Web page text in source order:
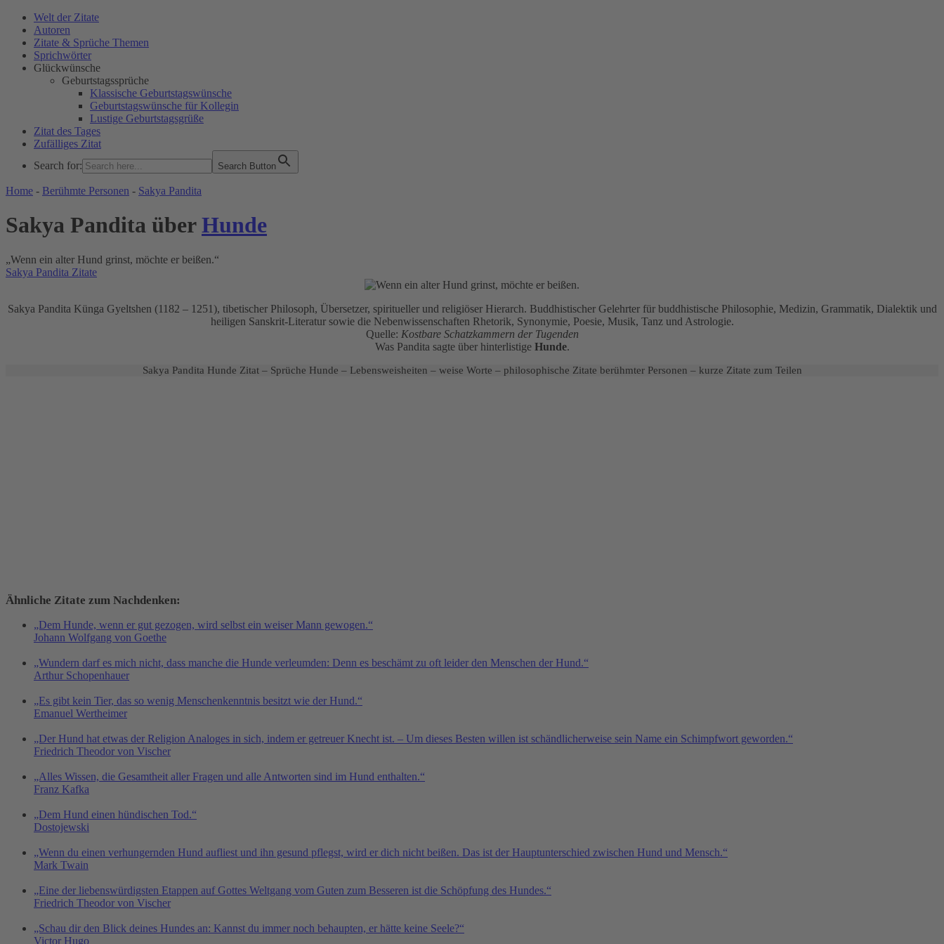
Welt der Zitate
Autoren
Zitate & Sprüche Themen
Sprichwörter
Glückwünsche
Geburtstagssprüche
Klassische Geburtstagswünsche
Geburtstagswünsche für Kollegin
Lustige Geburtstagsgrüße
Zitat des Tages
Zufälliges Zitat
Search for:
Search Button
WELT DER ZITATE
Home - Berühmte Personen - Sakya Pandita
Sakya Pandita überHunde
„Wenn ein alter Hund grinst, möchte er beißen.“
Sakya Pandita Zitate
Sakya Pandita Künga Gyeltshen (1182 – 1251), tibetischer Philosoph, Übersetzer, spiritueller und religiöser Hierarch. Buddhistischer Gelehrter für buddhistische Philosophie, Medizin, Grammatik, Dialektik und
heiligen Sanskrit-Literatur sowie die Nebenwissenschaften Rhetorik, Synonymie, Poesie, Musik, Tanz und Astrologie.
Quelle: Kostbare Schatzkammern der Tugenden
Was Pandita sagte über hinterlistige Hunde.
Sakya Pandita Hunde Zitat – Sprüche Hunde – Lebensweisheiten – weise Worte – philosophische Zitate berühmter Personen – kurze Zitate zum Teilen
Ähnliche Zitate zum Nachdenken:
„Dem Hunde, wenn er gut gezogen, wird selbst ein weiser Mann gewogen.“
Johann Wolfgang von Goethe
„Wundern darf es mich nicht, dass manche die Hunde verleumden: Denn es beschämt zu oft leider den Menschen der Hund.“
Arthur Schopenhauer
„Es gibt kein Tier, das so wenig Menschenkenntnis besitzt wie der Hund.“
Emanuel Wertheimer
„Der Hund hat etwas der Religion Analoges in sich, indem er getreuer Knecht ist. – Um dieses Besten willen ist schändlicherweise sein Name ein Schimpfwort geworden.“
Friedrich Theodor von Vischer
„Alles Wissen, die Gesamtheit aller Fragen und alle Antworten sind im Hund enthalten.“
Franz Kafka
„Dem Hund einen hündischen Tod.“
Dostojewski
„Wenn du einen verhungernden Hund aufliest und ihn gesund pflegst, wird er dich nicht beißen. Das ist der Hauptunterschied zwischen Hund und Mensch.“
Mark Twain
„Eine der liebenswürdigsten Etappen auf Gottes Weltgang vom Guten zum Besseren ist die Schöpfung des Hundes.“
Friedrich Theodor von Vischer
„Schau dir den Blick deines Hundes an: Kannst du immer noch behaupten, er hätte keine Seele?“
Victor Hugo